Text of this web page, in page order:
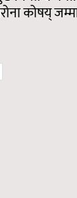
कोषय्